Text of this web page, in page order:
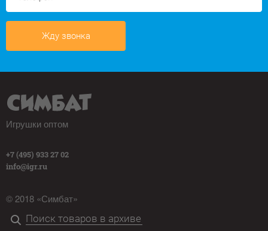
Жду звонка
Игрушки оптом
+7 (495) 933 27 02
info@igr.ru
© 2018 «Симбат»